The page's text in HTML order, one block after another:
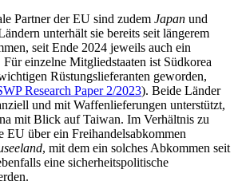
Partner der EU sind zudem Japan und
unterhält sie bereits seit längerem
seit Ende 2024 jeweils auch ein
einzelne Mitgliedstaaten ist Südkorea
Rüstungslieferanten geworden,
Research Paper 2/2023). Beide Länder
und mit Waf­fenlieferungen unterstützt,
mit Blick auf Taiwan. Im Verhält­nis zu
EU über ein Freihandelsabkommen
, mit dem ein solches Abkommen seit
eine sicherheitspolitische